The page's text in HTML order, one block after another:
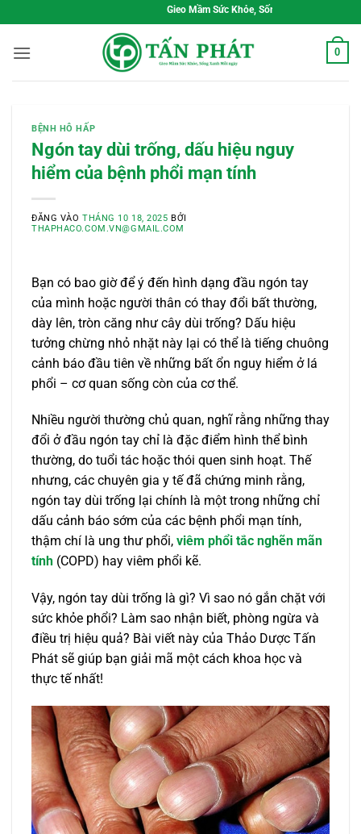
qua
nội
Gieo Mầm Sức Khỏe, Sống Xanh Mỗi Ngày
0
BỆNH HÔ HẤP
Ngón tay dùi trống, dấu hiệu nguy
hiểm của bệnh phổi mạn tính
ĐĂNG VÀOTHÁNG 10 18, 2025 BỞI
THAPHACO.COM.VN@GMAIL.COM
Bạn có bao giờ để ý đến hình dạng đầu ngón tay
của mình hoặc người thân có thay đổi bất thường,
dày lên, tròn căng như cây dùi trống? Dấu hiệu
tưởng chừng nhỏ nhặt này lại có thể là tiếng chuông
cảnh báo đầu tiên về những bất ổn nguy hiểm ở lá
phổi – cơ quan sống còn của cơ thể.
Nhiều người thường chủ quan, nghĩ rằng những thay
đổi ở đầu ngón tay chỉ là đặc điểm hình thể bình
thường, do tuổi tác hoặc thói quen sinh hoạt. Thế
nhưng, các chuyên gia y tế đã chứng minh rằng,
ngón tay dùi trống lại chính là một trong những chỉ
dấu cảnh báo sớm của các bệnh phổi mạn tính,
thậm chí là ung thư phổi, viêm phổi tắc nghẽn mãn
tính (COPD) hay viêm phổi kẽ.
Vậy, ngón tay dùi trống là gì? Vì sao nó gắn chặt với
sức khỏe phổi? Làm sao nhận biết, phòng ngừa và
điều trị hiệu quả? Bài viết này của Thảo Dược Tấn
Phát sẽ giúp bạn giải mã một cách khoa học và
thực tế nhất!